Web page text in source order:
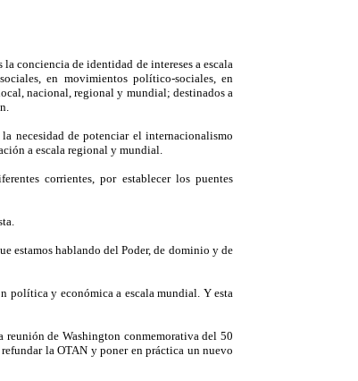
conciencia de identidad de intereses a escala
en movimientos político-sociales, en
nacional, regional y mundial; destinados a
necesidad de potenciar el internacionalismo
a escala regional y mundial.
corrientes, por establecer los puentes
estamos hablando del Poder, de dominio y de
política y económica a escala mundial. Y esta
reunión de Washington conmemorativa del 50
la OTAN y poner en práctica un nuevo